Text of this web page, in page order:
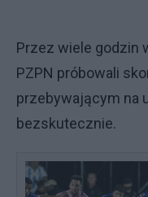
Przez wiele godzin
PZPN próbowali
przebywającym na
bezskutecznie.